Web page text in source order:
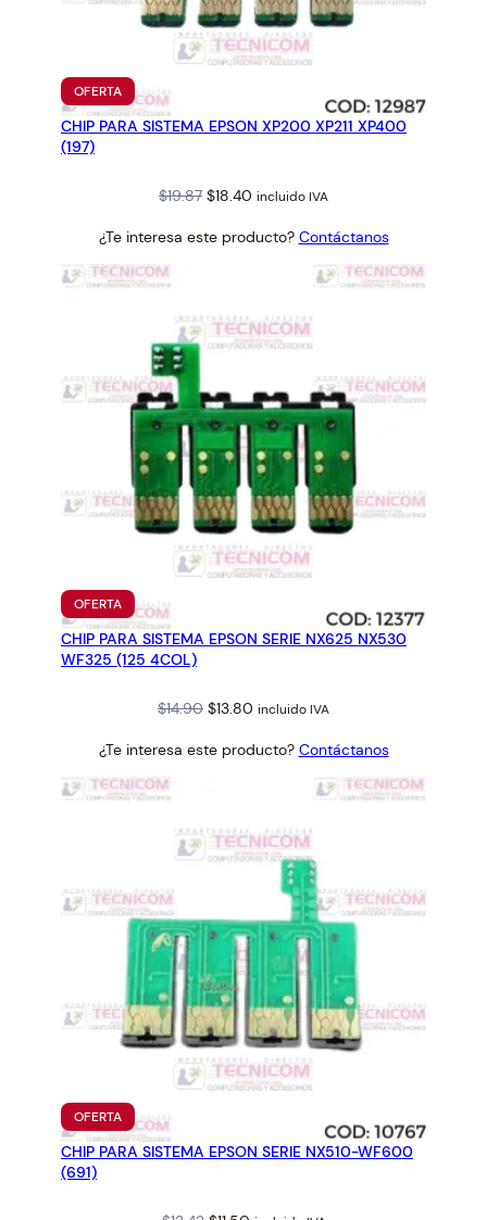
d
a
d
OFERTAPRODUCTO
EN
OFERTA
CHIP PARA SISTEMA EPSON XP200 XP211 XP400
(197)
$19.87 Original
was:
$18.40 Current
is:
incluido IVA
¿Te interesa este producto? Contáctanos
OFERTAPRODUCTO
EN
OFERTA
CHIP PARA SISTEMA EPSON SERIE NX625 NX530
WF325 (125 4COL)
$14.90 Original
was:
$13.80 Current
is:
incluido IVA
¿Te interesa este producto? Contáctanos
OFERTAPRODUCTO
EN
OFERTA
CHIP PARA SISTEMA EPSON SERIE NX510-WF600
(691)